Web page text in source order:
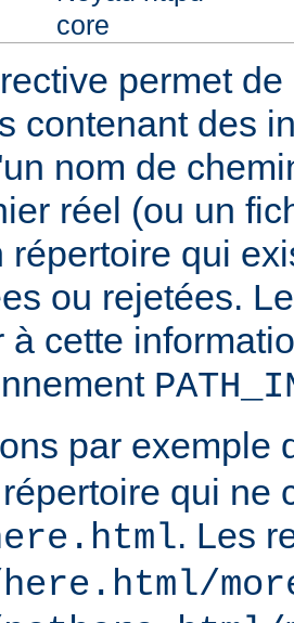
core
permet
contenant des
nom de
réel (ou un
répertoire qui
ou rejetées.
à cette
par exemple
qui ne
. Les